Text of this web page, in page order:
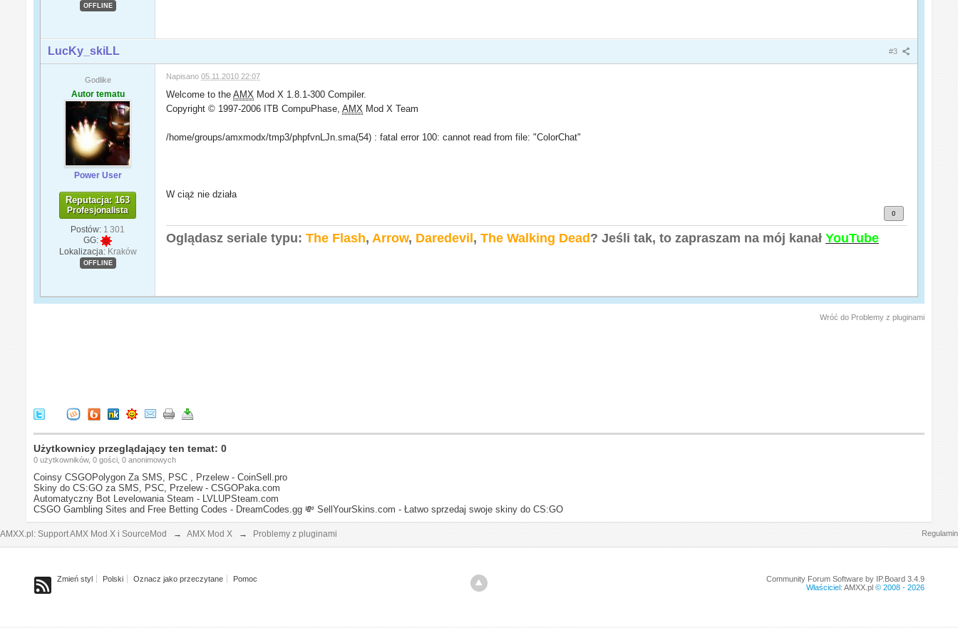
OFFLINE
#3
LucKy_skiLL
Godlike
Autor tematu
Power User
Reputacja: 163
Profesjonalista
Postów: 1 301
GG:
Lokalizacja: Kraków
OFFLINE
Napisano05.11.2010 22:07
Welcome to theAMX Mod X 1.8.1-300 Compiler.
Copyright © 1997-2006 ITB CompuPhase,AMX Mod X Team
/home/groups/amxmodx/tmp3/phpfvnLJn.sma(54) : fatal error 100: cannot read from file: "ColorChat"
W ciąż nie działa
0
Oglądasz seriale typu: The Flash, Arrow, Daredevil, The Walking Dead? Jeśli tak, to zapraszam na mój kanał YouTube
Wróć do Problemy z pluginami
Użytkownicy przeglądający ten temat: 0
0 użytkowników, 0 gości, 0 anonimowych
Coinsy CSGOPolygon Za SMS, PSC , Przelew - CoinSell.pro
Skiny do CS:GO za SMS, PSC, Przelew - CSGOPaka.com
Automatyczny Bot Levelowania Steam - LVLUPSteam.com
CSGO Gambling Sites and Free Betting Codes - DreamCodes.gg 💸 SellYourSkins.com - Łatwo sprzedaj swoje skiny do CS:GO
AMXX.pl: Support AMX Mod X i SourceMod → AMX Mod X → Problemy z pluginami Regulamin
Zmień styl Polski Oznacz jako przeczytane Pomoc
Community Forum Software by IP.Board 3.4.9
Właściciel: AMXX.pl© 2008 - 2026